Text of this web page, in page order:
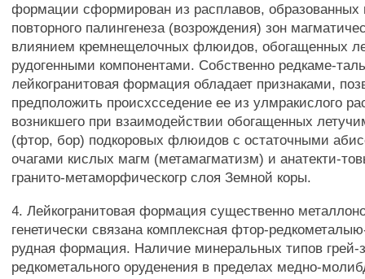
формации сформирован из расплавов, образованных
повторного палингенеза (возрождения) зон
влиянием кремнещелочных флюидов, обогащенных
рудогенными компонентами. Собственно редкаме-
лейкогранитовая формация обладает признаками,
предположить происхсседение ее из улмракислого
возникшего при взаимодействии обогащенных
(фтор, бор) подкоровых флюидов с остаточными
очагами кислых магм (метамагматизм) и анатекти-
гранито-метаморфическогр слоя Земной коры.
4. Лейкогранитовая формация существенно
генетически связана комплексная фтор-
рудная формация. Наличие минеральных типов грей-
редкометального оруденения в пределах медно-